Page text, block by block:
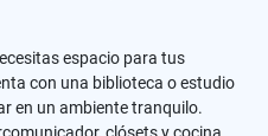
espacio para tus
con una biblioteca o estudio
en un ambiente tranquilo.